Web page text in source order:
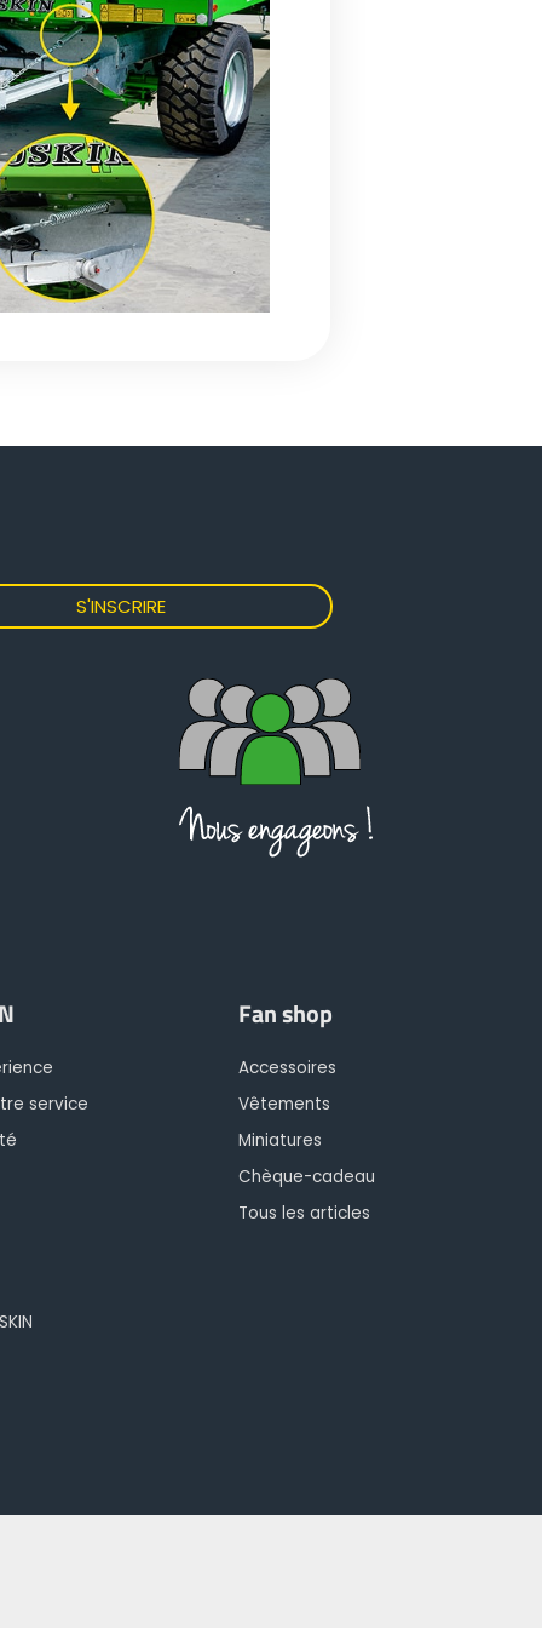
service
Fan shop
Accessoires
Vêtements
Miniatures
Chèque-cadeau
Tous les articles